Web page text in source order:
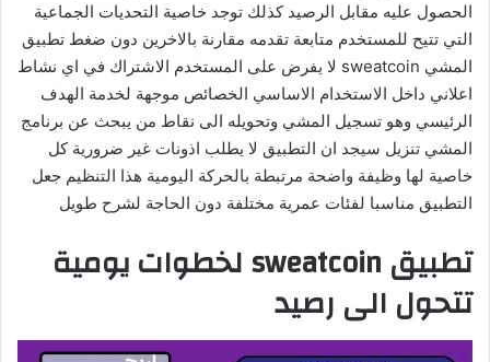
الحصول عليه مقابل الرصيد كذلك توجد خاصية التحديات الجماعية
التي تتيح للمستخدم متابعة تقدمه مقارنة بالاخرين دون ضغط تطبيق
المشي sweatcoin لا يفرض على المستخدم الاشتراك في اي نشاط
اعلاني داخل الاستخدام الاساسي الخصائص موجهة لخدمة الهدف
الرئيسي وهو تسجيل المشي وتحويله الى نقاط من يبحث عن برنامج
المشي تنزيل سيجد ان التطبيق لا يطلب اذونات غير ضرورية كل
خاصية لها وظيفة واضحة مرتبطة بالحركة اليومية هذا التنظيم جعل
التطبيق مناسبا لفئات عمرية مختلفة دون الحاجة لشرح طويل
تطبيق sweatcoin لخطوات يومية
تتحول الى رصيد